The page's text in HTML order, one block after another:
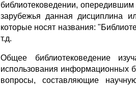
библиотековедении,
зарубежья данная дисциплина
которые носят названия:
т.д.
Общее библиотековедение
использования информационных
вопросы, составляющие